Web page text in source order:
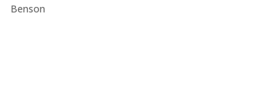
Benson